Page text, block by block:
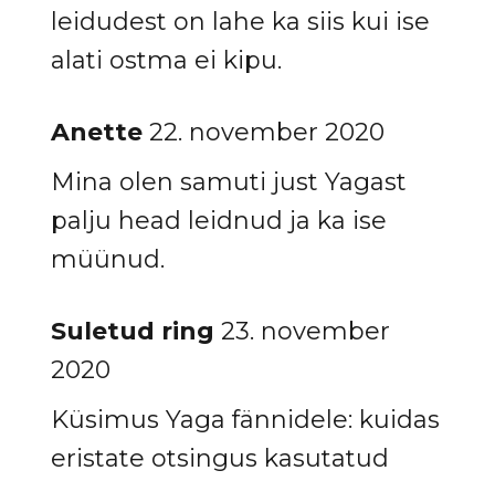
leidudest on lahe ka siis kui ise
alati ostma ei kipu.
Anette 22. november 2020
Mina olen samuti just Yagast
palju head leidnud ja ka ise
müünud.
Suletud ring 23. november
2020
Küsimus Yaga fännidele: kuidas
eristate otsingus kasutatud